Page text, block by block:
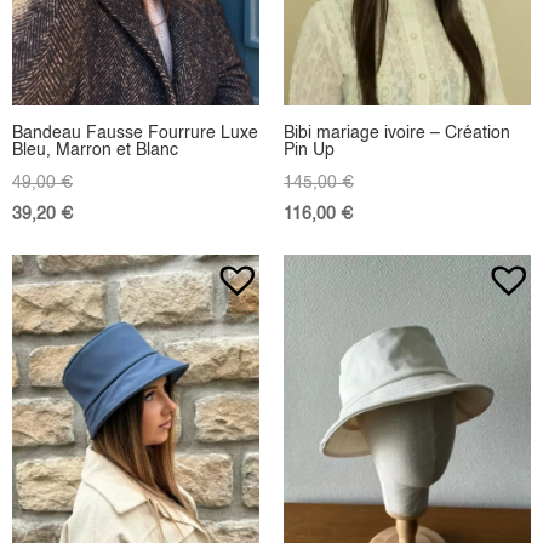
Bandeau Fausse Fourrure Luxe
Bleu, Marron et Blanc
49,00€
39,20 €
Bibi mariage ivoire – Création
Pin Up
145,00€
116,00 €